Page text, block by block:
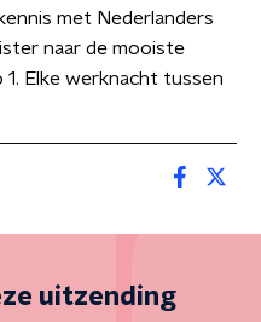
met Nederlanders
naar de mooiste
1. Elke werknacht tussen
uitzending